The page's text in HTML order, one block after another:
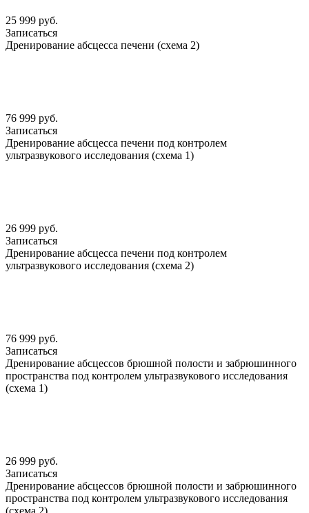
25 999 руб.
Записаться
Дренирование абсцесса печени (схема 2)
76 999 руб.
Записаться
Дренирование абсцесса печени под контролем
ультразвукового исследования (схема 1)
26 999 руб.
Записаться
Дренирование абсцесса печени под контролем
ультразвукового исследования (схема 2)
76 999 руб.
Записаться
Дренирование абсцессов брюшной полости и забрюшинного
пространства под контролем ультразвукового исследования
(схема 1)
26 999 руб.
Записаться
Дренирование абсцессов брюшной полости и забрюшинного
пространства под контролем ультразвукового исследования